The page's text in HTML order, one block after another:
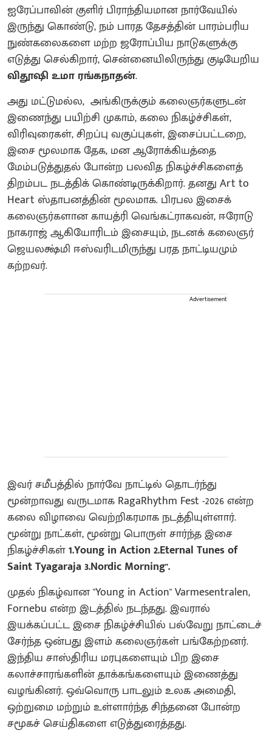
ஐரேப்பாவின் குளிர் பிராந்தியமான நார்வேயில்
இருந்து கொண்டு, நம் பாரத தேசத்தின் பாரம்பரிய
நுண்கலைகளை மற்ற ஜரோப்பிய நாடுகளுக்கு
எடுத்து செல்கிறார், சென்னையிலிருந்து குடியேறிய
விதூஷி உமா ரங்கநாதன்.
அது மட்டுமல்ல, அங்கிருக்கும் கலைஞர்களுடன்
இணைந்து பயிற்சி முகாம், கலை நிகழ்ச்சிகள்,
விரிவுரைகள், சிறப்பு வகுப்புகள், இசைப்பட்டறை,
இசை மூலமாக தேக, மன ஆரோக்கியத்தை
மேம்படுத்துதல் போன்ற பலவித நிகழ்ச்சிகளைத்
திறம்பட நடத்திக் கொண்டிருக்கிறார். தனது Art to
Heart ஸ்தாபனத்தின் மூலமாக. பிரபல இசைக்
கலைஞர்களான காயத்ரி வெங்கட்ராகவன், ஈரோடு
நாகராஜ் ஆகியோரிடம் இசையும், நடனக் கலைஞர்
ஜெயலக்ஷ்மி ஈஸ்வரிடமிருந்து பரத நாட்டியமும்
கற்றவர்.
Advertisement
இவர் சமீபத்தில் நார்வே நாட்டில் தொடர்ந்து
மூன்றாவது வருடமாக RagaRhythm Fest -2026 என்ற
கலை விழாவை வெற்றிகரமாக நடத்தியுள்ளார்.
மூன்று நாட்கள், மூன்று பொருள் சார்ந்த இசை
நிகழ்ச்சிகள்1.Young in Action 2.Eternal Tunes of
Saint Tyagaraja 3.Nordic Morning".
முதல் நிகழ்வான "Young in Action" Varmesentralen,
Fornebu என்ற இடத்தில் நடந்தது. இவரால்
இயக்கப்பட்ட இசை நிகழ்ச்சியில் பல்வேறு நாட்டைச்
சேர்ந்த ஒன்பது இளம் கலைஞர்கள் பங்கேற்றனர்.
இந்திய சாஸ்திரிய மரபுகளையும் பிற இசை
கலாச்சாரங்களின் தாக்கங்களையும் இணைத்து
வழங்கினர். ஒவ்வொரு பாடலும் உலக அமைதி,
ஒற்றுமை மற்றும் உள்ளார்ந்த சிந்தனை போன்ற
சமூகச் செய்திகளை எடுத்துரைத்தது.